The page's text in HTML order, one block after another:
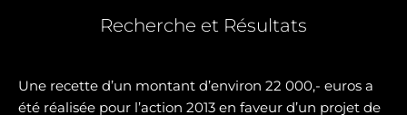
Recherche et Résultats
Une recette d’un montant d’environ 22 000,- euros a
été réalisée pour l’action 2013 en faveur d’un projet de